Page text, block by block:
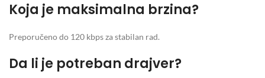
Koja je maksimalna brzina?
Preporučeno do 120 kbps za stabilan rad.
Da li je potreban drajver?